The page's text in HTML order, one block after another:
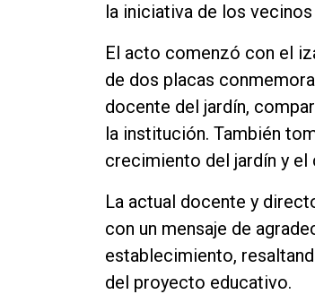
la iniciativa de los
El acto comenzó con el
de dos placas
docente del jardín,
la institución. También
crecimiento del jardín y
La actual docente y
con un mensaje de
establecimiento,
del proyecto educativo.